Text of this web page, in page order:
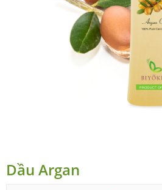
Dầu Argan